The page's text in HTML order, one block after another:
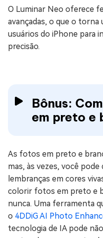
O Luminar Neo oferece
avançadas, o que o
usuários do iPhone para
precisão.
Bônus:
em preto e
As fotos em preto e
mas, às vezes, você
lembranças em cores
colorir fotos em preto e
nunca. Uma ferramenta
o 4DDiG AI Photo
tecnologia de IA pode